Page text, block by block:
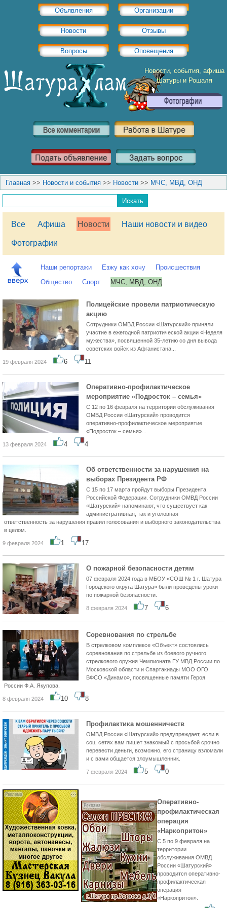
Объявления Организации
Новости Отзывы
Вопросы Оповещения
Новости, события, афиша
Шатуры и Рошаля
Главная >> Новости и события >> Новости >> МЧС, МВД, ОНД
Все Афиша Новости Наши новости и видео
Фотографии
Наши репортажи Езжу как хочу
Происшествия
Общество
Спорт МЧС, МВД, ОНД
Полицейские провели патриотическую
акцию
Сотрудники ОМВД России «Шатурский» приняли
участие в ежегодной патриотической акции «Неделя
мужества», посвященной 35-летию со дня вывода
советских войск из Афганистана...
19 февраля 2024 6 11
Оперативно-профилактическое
мероприятие «Подросток – семья»
С 12 по 16 февраля на территории обслуживания
ОМВД России «Шатурский» проводится
оперативно-профилактическое мероприятие
«Подросток – семья»...
13 февраля 2024 4 4
Об ответственности за нарушения на
выборах Президента РФ
С 15 по 17 марта пройдут выборы Президента
Российской Федерации. Сотрудники ОМВД России
«Шатурский» напоминают, что существует как
административная, так и уголовная
ответственность за нарушения правил голосования и выборного законодательства
в целом.
9 февраля 2024 1 17
О пожарной безопасности детям
07 февраля 2024 года в МБОУ «СОШ № 1 г. Шатура
Городского округа Шатура» были проведены уроки
по пожарной безопасности.
8 февраля 2024 7 6
Соревнования по стрельбе
В стрелковом комплексе «Объект» состоялись
соревнования по стрельбе из боевого ручного
стрелкового оружия Чемпионата ГУ МВД России по
Московской области и Спартакиады МОО ОГО
ВФСО «Динамо», посвященные памяти Героя
России Ф.А. Якупова.
8 февраля 2024 10 8
Профилактика мошенничеств
ОМВД России «Шатурский» предупреждает, если в
соц. сетях вам пишет знакомый с просьбой срочно
перевести деньги, возможно, его страницу взломали
и с вами общается злоумышленник.
7 февраля 2024 5 0
Оперативно-
профилактическая
операция
«Наркопритон»
С 5 по 9 февраля на
территории
обслуживания ОМВД
России «Шатурский»
проводится оперативно-
профилактическая
операция
«Наркопритон».